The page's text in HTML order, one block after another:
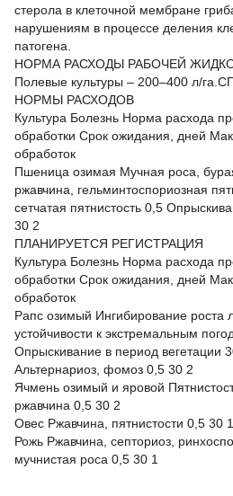
стерола в клеточной мембране
нарушениям в процессе деления
патогена.
НОРМА РАСХОДЫ РАБОЧЕЙ
Полевые культуры – 200–400 л/
НОРМЫ РАСХОДОВ
Культура Болезнь Норма расхода
обработки Срок ожидания, дней
обработок
Пшеница озимая Мучная роса,
ржавчина, гельминтоспориозная
сетчатая пятнистость 0,5
30 2
ПЛАНИРУЕТСЯ РЕГИСТРАЦИЯ
Культура Болезнь Норма расхода
обработки Срок ожидания, дней
обработок
Рапс озимый Ингибирование роста
устойчивости к экстремальным
Опрыскивание в период вегетации
Альтернариоз, фомоз 0,5 30 2
Ячмень озимый и яровой
ржавчина 0,5 30 2
Овес Ржавчина, пятнистости 0,5 30 1
Рожь Ржавчина, септориоз,
мучнистая роса 0,5 30 1